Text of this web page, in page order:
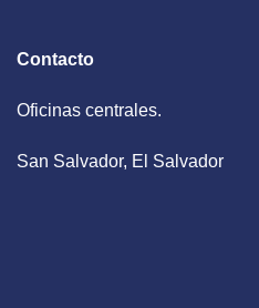
Contacto
Oficinas centrales.
San Salvador, El Salvador